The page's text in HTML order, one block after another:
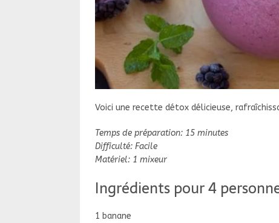
Voici une recette détox délicieuse,
Temps de préparation: 15 minutes
Difficulté: Facile
Matériel: 1 mixeur
Ingrédients pour 4
1 banane